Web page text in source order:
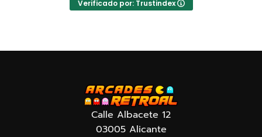
verdadero placer tratar con Pedro. Respecto a la
actividades a través del canal privado de
Telegram es impresionante. No tengo la menor
duda de que elegí el mejor sitio para comprar mi
arcade, dese la primera vez que contacté con
Verificado por: Trustindex
Calle Albacete 12
03005 Alicante